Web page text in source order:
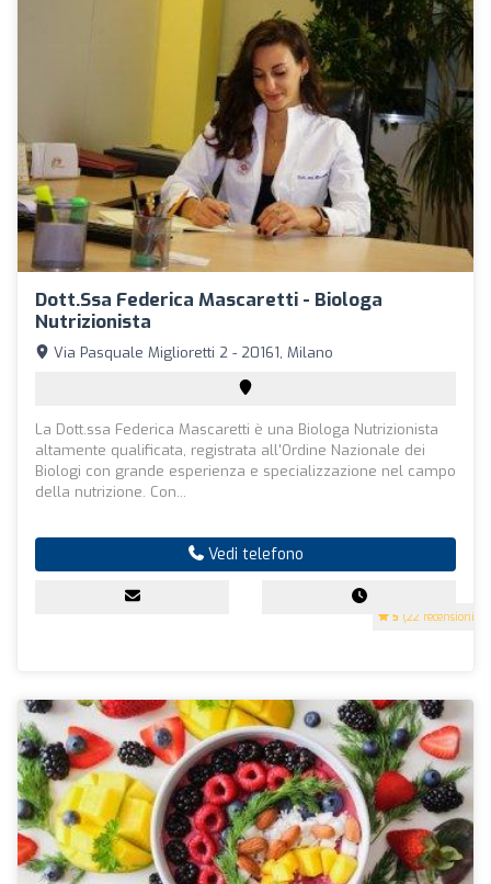
Dott.ssa Federica Mascaretti - Biologa
Nutrizionista
5 (22 recensioni)
Via Pasquale Miglioretti 2 - 20161, Milano
La Dott.ssa Federica Mascaretti è una Biologa Nutrizionista
altamente qualificata, registrata all'Ordine Nazionale dei
Biologi con grande esperienza e specializzazione nel campo
della nutrizione. Con...
Vedi telefono